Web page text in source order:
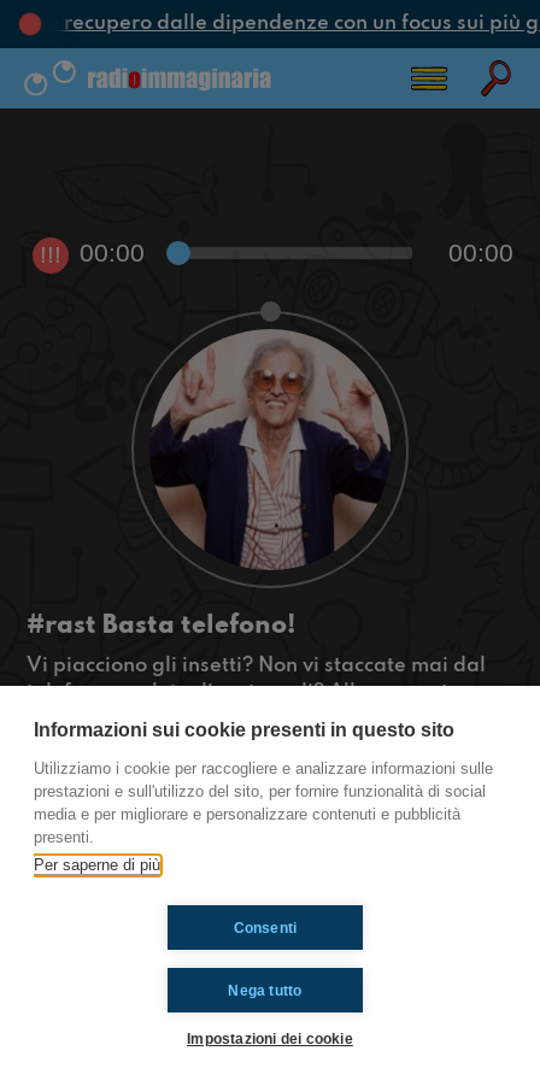
e recupero dalle dipendenze con un focus sui più
!!! 00:00 00:00
#rast Basta telefono!
Vi piacciono gli insetti? Non vi staccate mai dal
telefono e volete diventare dj? Allora questa
puntata fa per voi!
#OkkinSu www.radioimmaginaria.it
Rastignano
Ti è piaciuto? Condividilo!
Informazioni sui cookie presenti in questo sito
Utilizziamo i cookie per raccogliere e analizzare informazioni sulle
prestazioni e sull'utilizzo del sito, per fornire funzionalità di social
media e per migliorare e personalizzare contenuti e pubblicità
presenti.
Per saperne di più
Nega tutto
Consenti
Impostazioni dei cookie